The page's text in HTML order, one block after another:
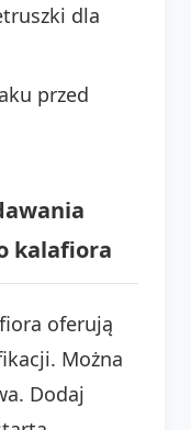
dla
przed
kalafiora
oferują
Można
Dodaj